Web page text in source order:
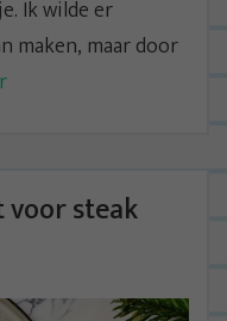
Ik wilde er
maken, maar door
voor steak